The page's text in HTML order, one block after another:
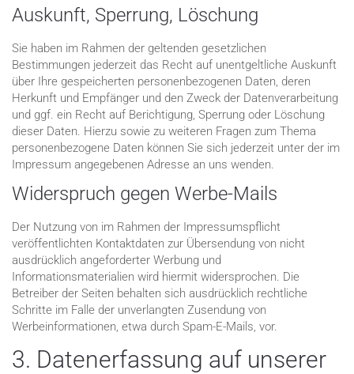
Auskunft, Sperrung, Löschung
Sie haben im Rahmen der geltenden gesetzlichen
Bestimmungen jederzeit das Recht auf unentgeltliche Auskunft
über Ihre gespeicherten personenbezogenen Daten, deren
Herkunft und Empfänger und den Zweck der Datenverarbeitung
und ggf. ein Recht auf Berichtigung, Sperrung oder Löschung
dieser Daten. Hierzu sowie zu weiteren Fragen zum Thema
personenbezogene Daten können Sie sich jederzeit unter der im
Impressum angegebenen Adresse an uns wenden.
Widerspruch gegen Werbe-Mails
Der Nutzung von im Rahmen der Impressumspflicht
veröffentlichten Kontaktdaten zur Übersendung von nicht
ausdrücklich angeforderter Werbung und
Informationsmaterialien wird hiermit widersprochen. Die
Betreiber der Seiten behalten sich ausdrücklich rechtliche
Schritte im Falle der unverlangten Zusendung von
Werbeinformationen, etwa durch Spam-E-Mails, vor.
3. Datenerfassung auf unserer